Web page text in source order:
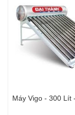
Máy Vigo - 300 Lít